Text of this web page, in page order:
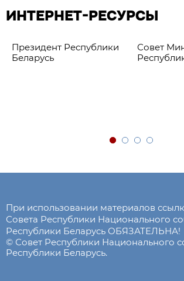
ИНТЕРНЕТ-РЕСУРСЫ
Президент Республики
Беларусь
Совет
При использовании материалов
Совета Республики Национального
Республики Беларусь ОБЯЗАТЕЛЬНА!
© Совет Республики Национального
Республики Беларусь.